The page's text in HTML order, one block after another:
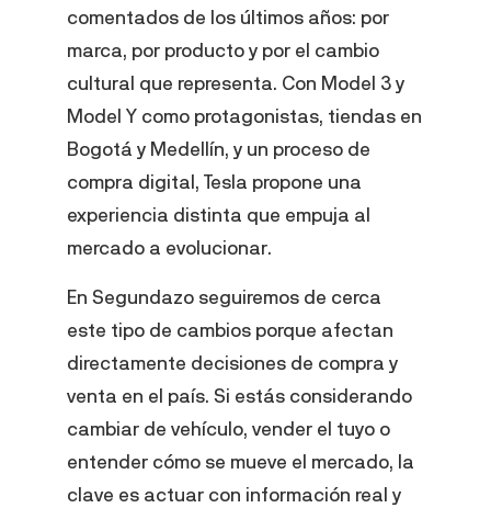
comentados de los últimos años: por
marca, por producto y por el cambio
cultural que representa. Con Model 3 y
Model Y como protagonistas, tiendas en
Bogotá y Medellín, y un proceso de
compra digital, Tesla propone una
experiencia distinta que empuja al
mercado a evolucionar.
En Segundazo seguiremos de cerca
este tipo de cambios porque afectan
directamente decisiones de compra y
venta en el país. Si estás considerando
cambiar de vehículo, vender el tuyo o
entender cómo se mueve el mercado, la
clave es actuar con información real y